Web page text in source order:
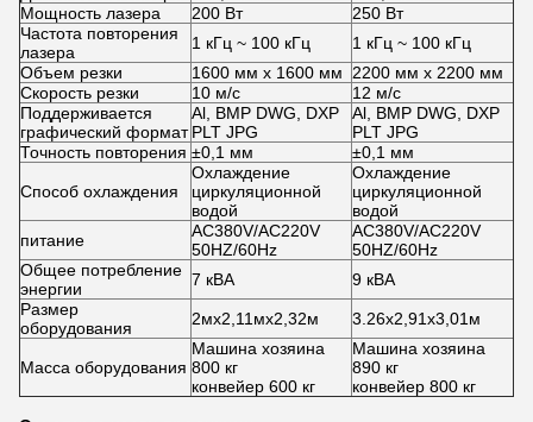
Мощность лазера
200 Вт
250 Вт
Частота повторения
лазера
1 кГц ~ 100 кГц
1 кГц ~ 100 кГц
Объем резки
1600 мм х 1600 мм
2200 мм х 2200 мм
Скорость резки
10 м/с
12 м/с
Поддерживается
графический формат
Al, BMP DWG, DXP
PLT JPG
Al, BMP DWG, DXP
PLT JPG
Точность повторения ±0,1 мм ±0,1 мм
Способ охлаждения
Охлаждение
циркуляционной
водой
Охлаждение
циркуляционной
водой
питание
AC380V/AC220V
50HZ/60Hz
AC380V/AC220V
50HZ/60Hz
Общее потребление
энергии
7 кВА
9 кВА
Размер
оборудования
2мх2,11мх2,32м 3.26х2,91х3,01м
Масса оборудования
Машина хозяина
800 кг
конвейер 600 кг
Машина хозяина
890 кг
конвейер 800 кг